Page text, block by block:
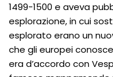
1499-1500 e aveva
esplorazione, in cui
esplorato erano un
che gli europei
era d’accordo con